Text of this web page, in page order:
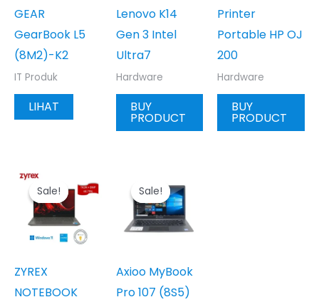
GEAR
GearBook L5
(8M2)-K2
IT Produk
LIHAT
Lenovo K14
Gen 3 Intel
Ultra7
Hardware
BUY
PRODUCT
Printer
Portable HP OJ
200
Hardware
BUY
PRODUCT
Sale!
Sale!
ZYREX
NOTEBOOK
Sale!
Sale!
Axioo MyBook
Pro 107 (8S5)